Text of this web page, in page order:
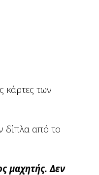
κάρτες των
δίπλα από το
μαχητής. Δεν